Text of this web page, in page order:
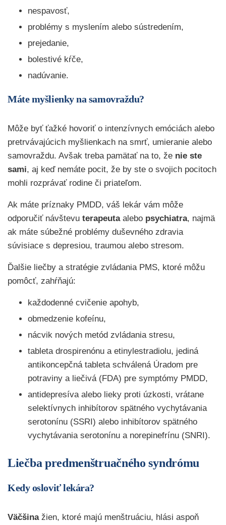
nespavosť,
problémy s myslením alebo sústredením,
prejedanie,
bolestivé kŕče,
nadúvanie.
Máte myšlienky na samovraždu?
Môže byť ťažké hovoriť o intenzívnych emóciách alebo
pretrvávajúcich myšlienkach na smrť, umieranie alebo
samovraždu. Avšak treba pamätať na to, že nie ste
sami, aj keď nemáte pocit, že by ste o svojich pocitoch
mohli rozprávať rodine či priateľom.
Ak máte príznaky PMDD, váš lekár vám môže
odporučiť návštevu terapeutaalebo psychiatra, najmä
ak máte súbežné problémy duševného zdravia
súvisiace s depresiou, traumou alebo stresom.
Ďalšie liečby a stratégie zvládania PMS, ktoré môžu
pomôcť, zahŕňajú:
každodenné cvičenie apohyb,
obmedzenie kofeínu,
nácvik nových metód zvládania stresu,
tableta drospirenónu a etinylestradiolu, jediná
antikoncepčná tableta schválená Úradom pre
potraviny a liečivá (FDA) pre symptómy PMDD,
antidepresíva alebo lieky proti úzkosti, vrátane
selektívnych inhibítorov spätného vychytávania
serotonínu (SSRI) alebo inhibítorov spätného
vychytávania serotonínu a norepinefrínu (SNRI).
Liečba predmenštruačného syndrómu
Kedy osloviť lekára?
Väčšinažien, ktoré majú menštruáciu, hlási aspoň